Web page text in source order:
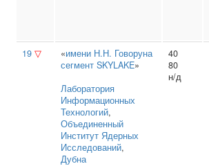
19 ▽ «имени Н.Н. Говоруна
сегмент SKYLAKE»
Лаборатория
Информационных
Технологий,
Объединенный
Институт Ядерных
Исследований,
Дубна
40
80
н/д